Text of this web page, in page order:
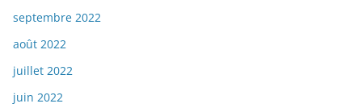
septembre 2022
août 2022
juillet 2022
juin 2022